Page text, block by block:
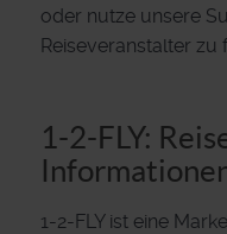
oder nutze unsere
Reiseveranstalter zu
1-2-FLY:
1-2-FLY ist eine Marke